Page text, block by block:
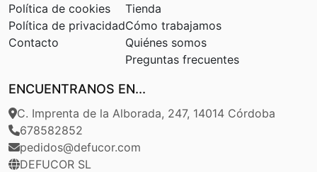
Política de cookies
Política de privacidad
Contacto
Tienda
Cómo trabajamos
Quiénes somos
Preguntas frecuentes
ENCUENTRANOS EN...
C. Imprenta de la Alborada, 247, 14014 Córdoba
678582852
pedidos@defucor.com
DEFUCOR SL